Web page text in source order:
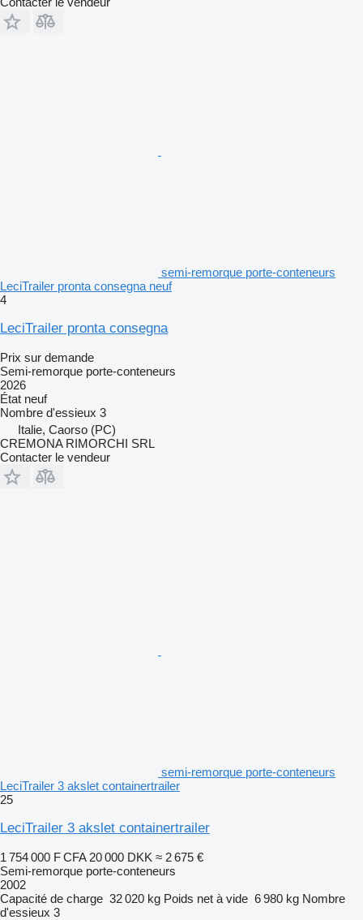
semi-remorque porte-conteneurs
LeciTrailer pronta consegna neuf
4
LeciTrailer pronta consegna
Prix sur demande
Semi-remorque porte-conteneurs
2026
État neuf
Nombre d'essieux 3
Italie, Caorso (PC)
CREMONA RIMORCHI SRL
Contacter le vendeur
semi-remorque porte-conteneurs
LeciTrailer 3 akslet containertrailer
25
LeciTrailer 3 akslet containertrailer
1 754 000 F CFA 20 000 DKK ≈ 2 675 €
Semi-remorque porte-conteneurs
2002
Capacité de charge 32 020 kg Poids net à vide 6 980 kg Nombre
d'essieux 3